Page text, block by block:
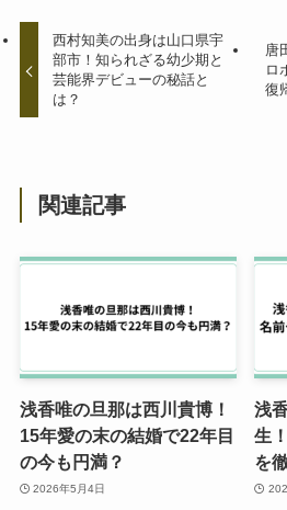
西村知美の出身は山口県宇
部市！知られざる幼少期と
芸能界デビューの秘話と
は？
唐
ロ
復
関連記事
浅香唯の旦那は西川貴博！
15年愛の末の結婚で22年目
の今も円満？
2026年5月4日
浅
生
を